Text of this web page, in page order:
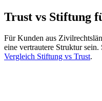
Trust vs Stiftung
Für Kunden aus
eine vertrautere Struktur
Vergleich Stiftung vs Trust.